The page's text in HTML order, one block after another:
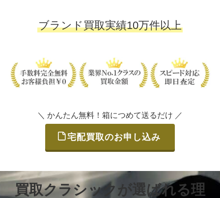
ブランド買取実績10万件以上
＼ かんたん無料！箱につめて送るだけ ／
宅配買取のお申し込み
買取クラシックが選ばれる理